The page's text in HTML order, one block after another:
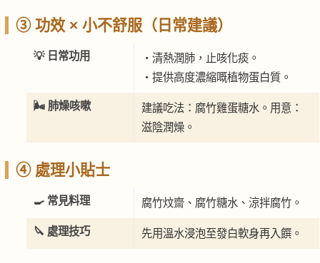
③ 功效 × 小不舒服（日常建議）
💡 日常功用
・清熱潤肺，止咳化痰。
・提供高度濃縮嘅植物蛋白質。
🌬️ 肺燥咳嗽
建議吃法：腐竹雞蛋糖水。用意：
滋陰潤燥。
④ 處理小貼士
🍳 常見料理 腐竹炆齋、腐竹糖水、涼拌腐竹。
🔪 處理技巧 先用溫水浸泡至發白軟身再入饌。